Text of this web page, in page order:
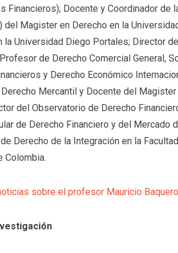
Financieros); Docente y Coordinador de
del Magister en Derecho en la
la Universidad Diego Portales; Director
de Derecho Comercial General,
y Derecho Económico
Mercantil y Docente del
del Observatorio de Derecho
de Derecho Financiero y del Mercado
Derecho de la Integración en la
Colombia.
sobre el profesor Mauricio